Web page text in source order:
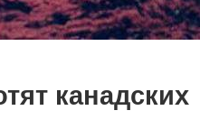
канадских